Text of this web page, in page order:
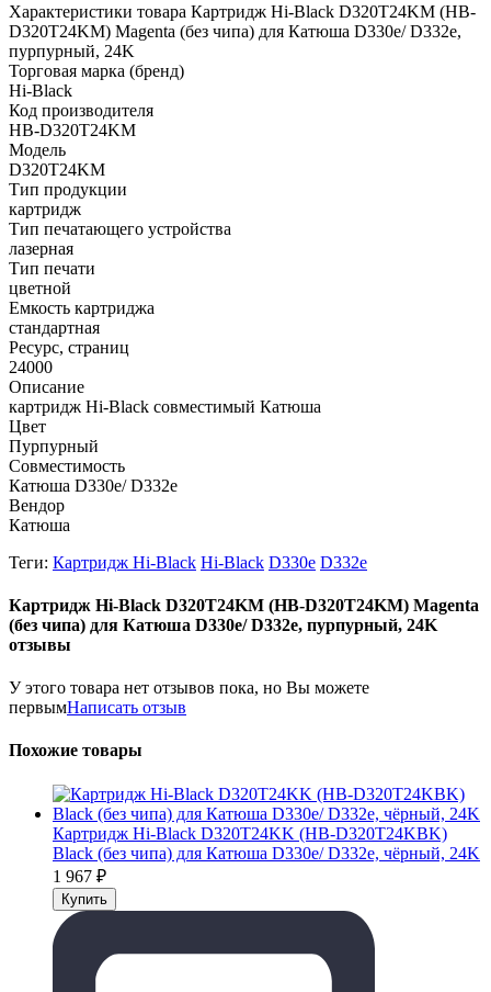
Характеристики товара Картридж Hi-Black D320T24KM (HB-
D320T24KM) Magenta (без чипа) для Катюша D330e/ D332e,
пурпурный, 24K
Торговая марка (бренд)
Hi-Black
Код производителя
HB-D320T24KM
Модель
D320T24KM
Тип продукции
картридж
Тип печатающего устройства
лазерная
Тип печати
цветной
Емкость картриджа
стандартная
Ресурс, страниц
24000
Описание
картридж Hi-Black совместимый Катюша
Цвет
Пурпурный
Совместимость
Катюша D330e/ D332e
Вендор
Катюша
Теги: Картридж Hi-Black Hi-Black D330e D332e
Картридж Hi-Black D320T24KM (HB-D320T24KM) Magenta
(без чипа) для Катюша D330e/ D332e, пурпурный, 24K
отзывы
У этого товара нет отзывов пока, но Вы можете
первымНаписать отзыв
Похожие товары
Картридж Hi-Black D320T24KK (HB-D320T24KBK)
Black (без чипа) для Катюша D330e/ D332e, чёрный, 24K
1 967 ₽